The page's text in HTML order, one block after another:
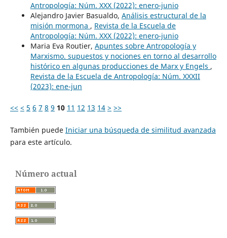
Antropología: Núm. XXX (2022): enero-junio
Alejandro Javier Basualdo, Análisis estructural de la
misión mormona , Revista de la Escuela de
Antropología: Núm. XXX (2022): enero-junio
Maria Eva Routier, Apuntes sobre Antropología y
Marxismo. supuestos y nociones en torno al desarrollo
histórico en algunas producciones de Marx y Engels ,
Revista de la Escuela de Antropología: Núm. XXXII
(2023): ene-jun
<< < 5 6 7 8 9 10 11 12 13 14 > >>
También puede Iniciar una búsqueda de similitud avanzada
para este artículo.
Número actual